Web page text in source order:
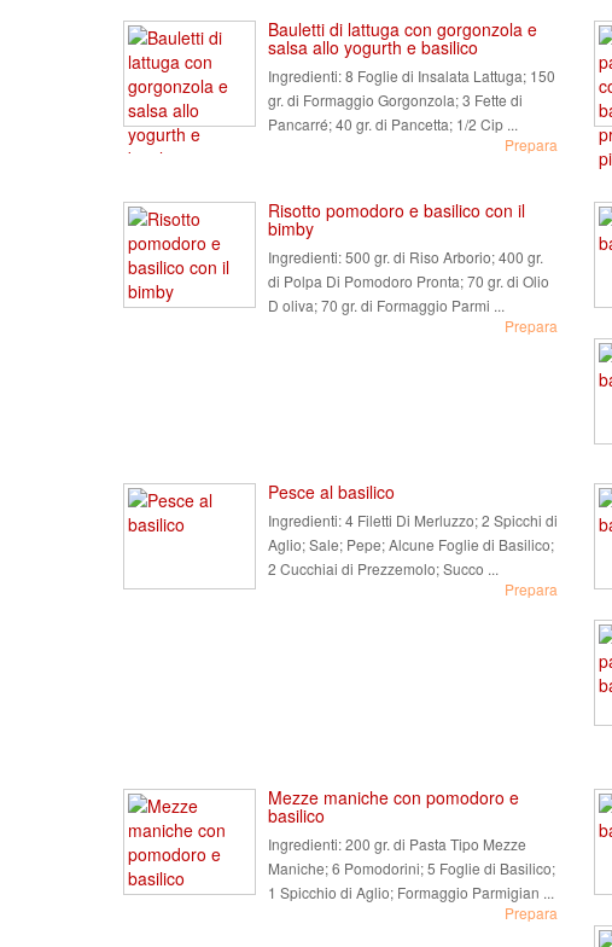
Bauletti di lattuga con gorgonzola e
salsa allo yogurth e basilico
Ingredienti:8 Foglie di Insalata Lattuga; 150
gr. di Formaggio Gorgonzola; 3 Fette di
Pancarré; 40 gr. di Pancetta; 1/2 Cip ...
Prepara
Risotto pomodoro e basilico con il
bimby
Ingredienti:500 gr. di Riso Arborio; 400 gr.
di Polpa Di Pomodoro Pronta; 70 gr. di Olio
D oliva; 70 gr. di Formaggio Parmi ...
Prepara
Pesce al basilico
Ingredienti:4 Filetti Di Merluzzo; 2 Spicchi di
Aglio; Sale; Pepe; Alcune Foglie di Basilico;
2 Cucchiai di Prezzemolo; Succo ...
Prepara
Mezze maniche con pomodoro e
basilico
Ingredienti:200 gr. di Pasta Tipo Mezze
Maniche; 6 Pomodorini; 5 Foglie di Basilico;
1 Spicchio di Aglio; Formaggio Parmigian ...
Prepara